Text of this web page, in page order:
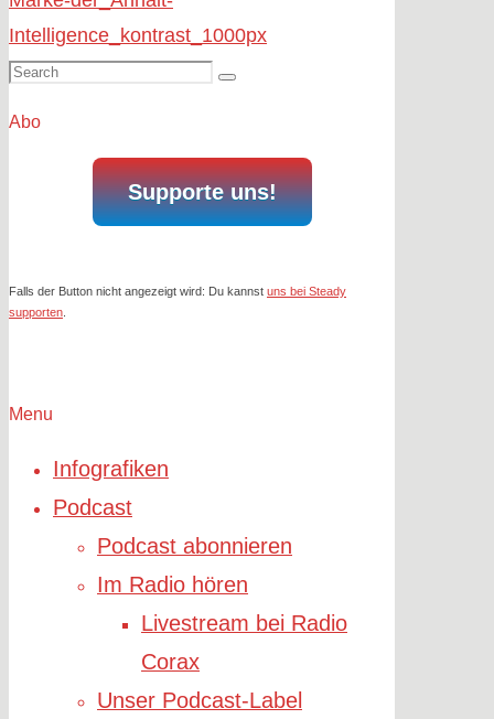
Search
Search
Abo
Supporte uns!
Falls der Button nicht angezeigt wird: Du kannst uns bei Steady
supporten
Menu
Infografiken
Podcast
Podcast abonnieren
Im Radio hören
Livestream bei Radio
Corax
Unser Podcast-Label